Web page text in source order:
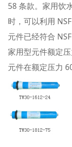
58 条款。家用饮
时，可以利用
元件已经符合
家用型元件额定
元件在额定压力